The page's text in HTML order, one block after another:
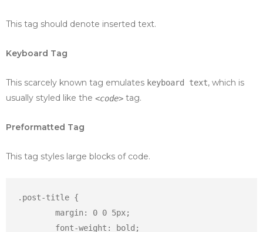
This tag should denote inserted text.
Keyboard Tag
This scarcely known tag emulates keyboard text, which is
usually styled like the <code> tag.
Preformatted Tag
This tag styles large blocks of code.
.post-title {